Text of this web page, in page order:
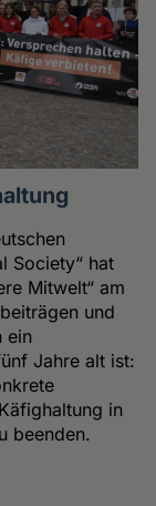
Society“ hat
Mitwelt“ am
und
ein
Jahre alt ist:
in
beenden.